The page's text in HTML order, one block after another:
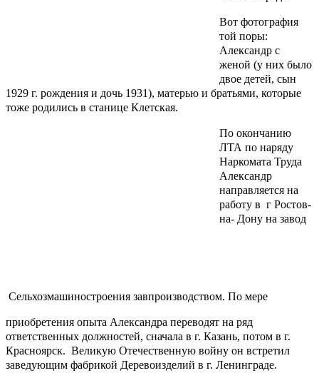
Вот фотография
той поры:
Александр с
женой (у них было
двое детей, сын
1929 г. рождения и дочь 1931), матерью и братьями, которые
тоже родились в станице Клетская.
По окончанию
ЛТА по наряду
Наркомата Труда
Александр
направляется на
работу в г Ростов-
на- Дону на завод
Сельхозмашиностроения завпроизводством. По мере
приобретения опыта Александра переводят на ряд
ответственных должностей, сначала в г. Казань, потом в г.
Красноярск. Великую Отечественную войну он встретил
заведующим фабрикой Деревоизделий в г. Ленинграде.